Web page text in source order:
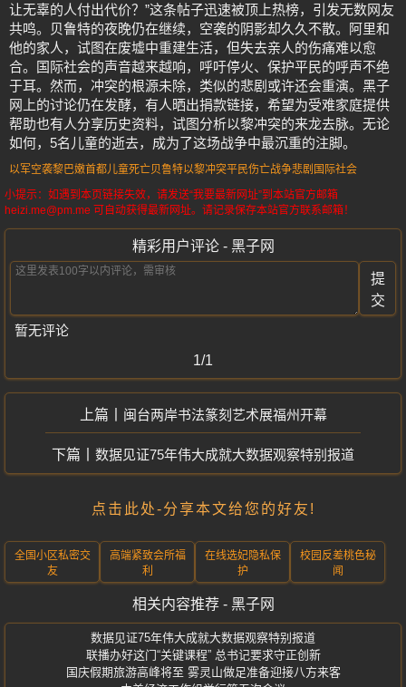
让无辜的人付出代价？”这条帖子迅速被顶上热榜，引发无数网友
共鸣。贝鲁特的夜晚仍在继续，空袭的阴影却久久不散。阿里和
他的家人，试图在废墟中重建生活，但失去亲人的伤痛难以愈
合。国际社会的声音越来越响，呼吁停火、保护平民的呼声不绝
于耳。然而，冲突的根源未除，类似的悲剧或许还会重演。黑子
网上的讨论仍在发酵，有人晒出捐款链接，希望为受难家庭提供
帮助也有人分享历史资料，试图分析以黎冲突的来龙去脉。无论
如何，5名儿童的逝去，成为了这场战争中最沉重的注脚。
以军空袭黎巴嫩首都儿童死亡贝鲁特以黎冲突平民伤亡战争悲剧 国际社会
小提示：如遇到本页链接失效，请发送“我要最新网址”到本站官方邮箱
heizi.me@pm.me 可自动获得最新网址。请记录保存本站官方联系邮箱！
精彩用户评论 - 黑子网
提
交
暂无评论
1/1
闽台两岸书法篆刻艺术展福州开幕
数据见证75年伟大成就大数据观察特别报道
点击此处-分享本文给您的好友!
全国小区私密交
友
高端紧致会所福
利
在线选妃隐私保
护
校园反差桃色秘
闻
相关内容推荐 - 黑子网
数据见证75年伟大成就大数据观察特别报道
联播办好这门“关键课程” 总书记要求守正创新
国庆假期旅游高峰将至 雾灵山做足准备迎接八方来客